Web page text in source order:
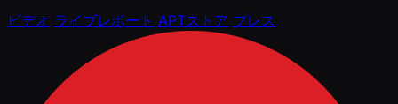
ビデオ ライブレポート APTストア プレス